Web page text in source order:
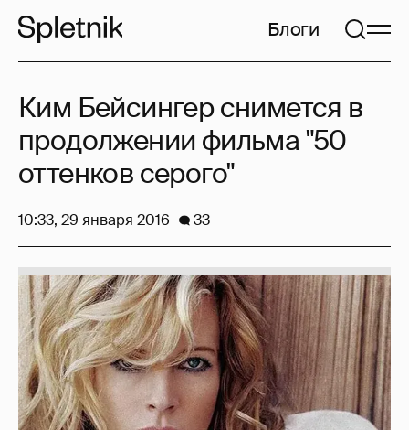
Блоги
Ким Бейсингер снимется в
продолжении фильма "50
оттенков серого"
10:33, 29 января 2016 33